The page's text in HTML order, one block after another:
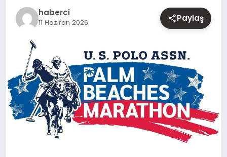
haberci
11 Haziran 2026 Paylaş